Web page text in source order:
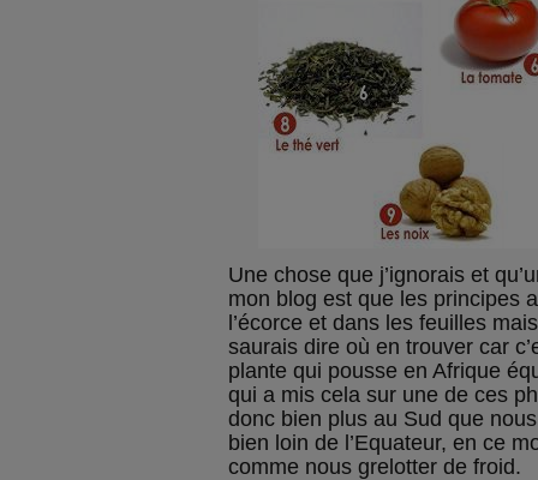
Une chose que j’ignorais et
mon blog est que les principes
l’écorce et dans les feuilles
saurais dire où en trouver car
plante qui pousse en Afrique
qui a mis cela sur une de ces
donc bien plus au Sud que
bien loin de l’Equateur, en ce
comme nous grelotter de froid.